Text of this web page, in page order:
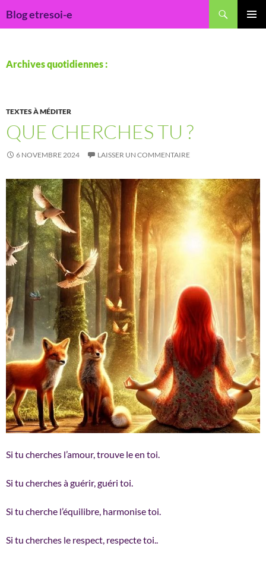
Blog etresoi-e
Archives quotidiennes :
TEXTES À MÉDITER
QUE CHERCHES TU ?
6 NOVEMBRE 2024 LAISSER UN COMMENTAIRE
Si tu cherches l’amour, trouve le en toi.
Si tu cherches à guérir, guéri toi.
Si tu cherche l’équilibre, harmonise toi.
Si tu cherches le respect, respecte toi..